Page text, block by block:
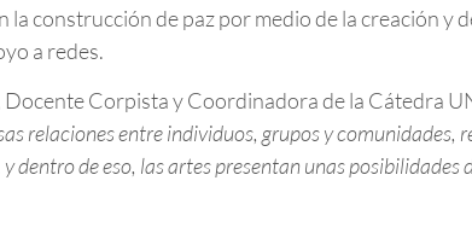
construcción de paz por medio de la creación y
a redes.
Corpista y Coordinadora de la Cátedra
relaciones entre individuos, grupos y comunidades,
de eso, las artes presentan unas posibilidades